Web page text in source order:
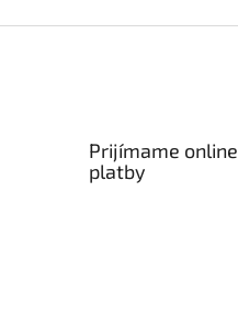
Prijímame online
platby